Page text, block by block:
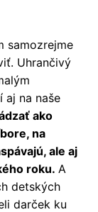
samozrejme
Uhrančivý
aj na naše
ako
na
ale aj
roku. A
detských
darček ku